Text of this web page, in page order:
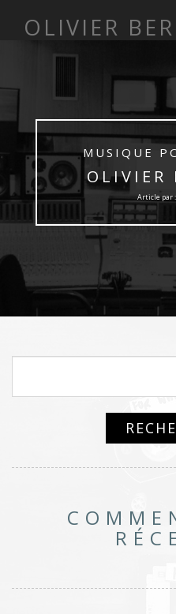
OLIVIER
MUSIQUE
OLIVIER
Article par